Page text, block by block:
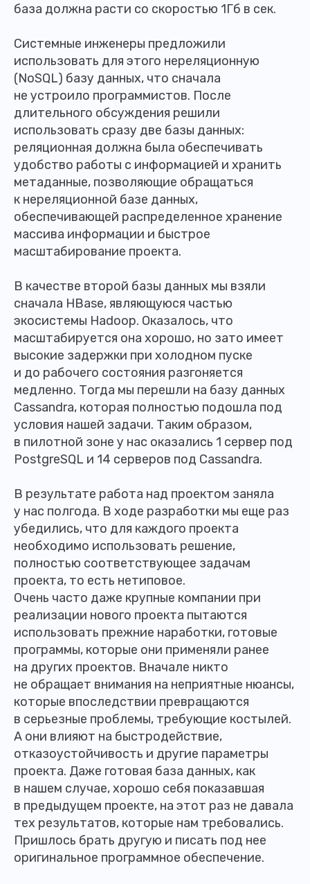
база должна расти со скоростью 1Гб в сек.
Системные инженеры предложили
использовать для этого нереляционную
(NoSQL) базу данных, что сначала
не устроило программистов. После
длительного обсуждения решили
использовать сразу две базы данных:
реляционная должна была обеспечивать
удобство работы с информацией и хранить
метаданные, позволяющие обращаться
к нереляционной базе данных,
обеспечивающей распределенное хранение
массива информации и быстрое
масштабирование проекта.
В качестве второй базы данных мы взяли
сначала HBase, являющуюся частью
экосистемы Hadoop. Оказалось, что
масштабируется она хорошо, но зато имеет
высокие задержки при холодном пуске
и до рабочего состояния разгоняется
медленно. Тогда мы перешли на базу данных
Cassandra, которая полностью подошла под
условия нашей задачи. Таким образом,
в пилотной зоне у нас оказались 1 сервер под
PostgreSQL и 14 серверов под Cassandra.
В результате работа над проектом заняла
у нас полгода. В ходе разработки мы еще раз
убедились, что для каждого проекта
необходимо использовать решение,
полностью соответствующее задачам
проекта, то есть нетиповое.
Очень часто даже крупные компании при
реализации нового проекта пытаются
использовать прежние наработки, готовые
программы, которые они применяли ранее
на других проектов. Вначале никто
не обращает внимания на неприятные нюансы,
которые впоследствии превращаются
в серьезные проблемы, требующие костылей.
А они влияют на быстродействие,
отказоустойчивость и другие параметры
проекта. Даже готовая база данных, как
в нашем случае, хорошо себя показавшая
в предыдущем проекте, на этот раз не давала
тех результатов, которые нам требовались.
Пришлось брать другую и писать под нее
оригинальное программное обеспечение.